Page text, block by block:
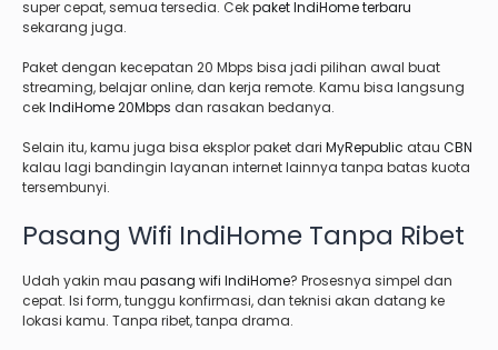
super cepat, semua tersedia. Cekpaket IndiHome terbaru
sekarang juga.
Paket dengan kecepatan 20 Mbps bisa jadi pilihan awal buat
streaming, belajar online, dan kerja remote. Kamu bisa langsung
cekIndiHome 20Mbps dan rasakan bedanya.
Selain itu, kamu juga bisa eksplor paket dari MyRepublic atau CBN
kalau lagi bandingin layanan internet lainnya tanpa batas kuota
tersembunyi.
Pasang Wifi IndiHome Tanpa Ribet
Udah yakin mau pasang wifi IndiHome? Prosesnya simpel dan
cepat. Isi form, tunggu konfirmasi, dan teknisi akan datang ke
lokasi kamu. Tanpa ribet, tanpa drama.